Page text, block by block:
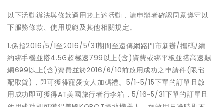
以下活動辦法與條款適用於上述活動，請申辦者確認同意遵守以
下服務條款、使用規範及其他相關規定。
1.係指2016/5/1至2016/5/31期間至遠傳網路門市新辦/攜碼/續
約綁手機並搭4.5G超極速799以上(含)資費或綁平板並搭高速飆
網699以上(含)資費並於2016/6/10前啟用成功之申請件(限宅
配取貨)，即可獲得寵愛女人加碼禮。5/1~5/15下單的訂單且啟
用成功即可獲得AT美國旅行者行李箱，5/16~5/31下單的訂單且